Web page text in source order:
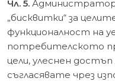
Чл. 5.
„бисквитки“ за
функционалност на
потребителското
цели, улеснен
съгласявате чрез